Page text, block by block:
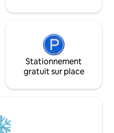
Stationnement
gratuit sur place